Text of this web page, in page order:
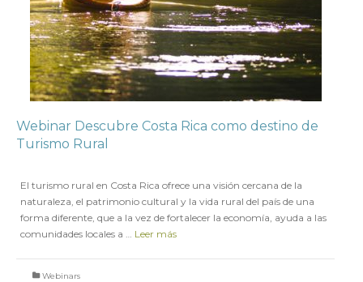
Webinar Descubre Costa Rica como destino de
Turismo Rural
El turismo rural en Costa Rica ofrece una visión cercana de la
naturaleza, el patrimonio cultural y la vida rural del país de una
forma diferente, que a la vez de fortalecer la economía, ayuda a las
comunidades locales a … Leer más
Webinars